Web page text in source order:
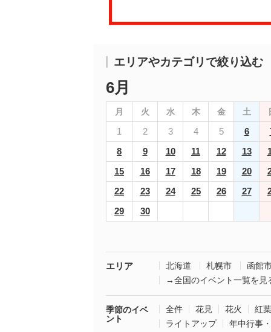
エリアやカテゴリで絞り込む
6月
月 火 水 木 金 土
1 2 3 4 5 6
8
9 10 11 12 13
15
16 17 18 19 20
22
23 24 25 26 27
29
30
エリア 北海道 札幌市
函館
→全国のイベント一覧を見
季節のイベ
ント
全件 花見 花火
紅葉
ライトアップ
年中行事